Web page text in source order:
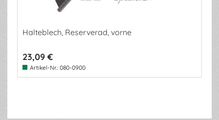
Halteblech, Reserverad, vorne
23,09 €
Artikel-Nr.: 080-0900